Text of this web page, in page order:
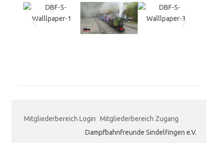
Mitgliederbereich Login Mitgliederbereich Zugang
Dampfbahnfreunde Sindelfingen e.V.